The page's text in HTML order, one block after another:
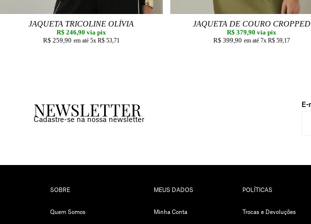
JAQUETA TRICOLINE OLÍVIA
R$ 246,90 via pix
R$ 259,90
5x R$ 53,71
JAQUETA DE COURO CROPPED
R$ 379,90 via pix
R$ 399,90
7x R$ 59,17
NEWSLETTER
Cadastre-se na nossa newsletter
SOBRE
Quem Somos
MEUS DADOS
Minha Conta
POLÍTICAS
Trocas e Devoluções